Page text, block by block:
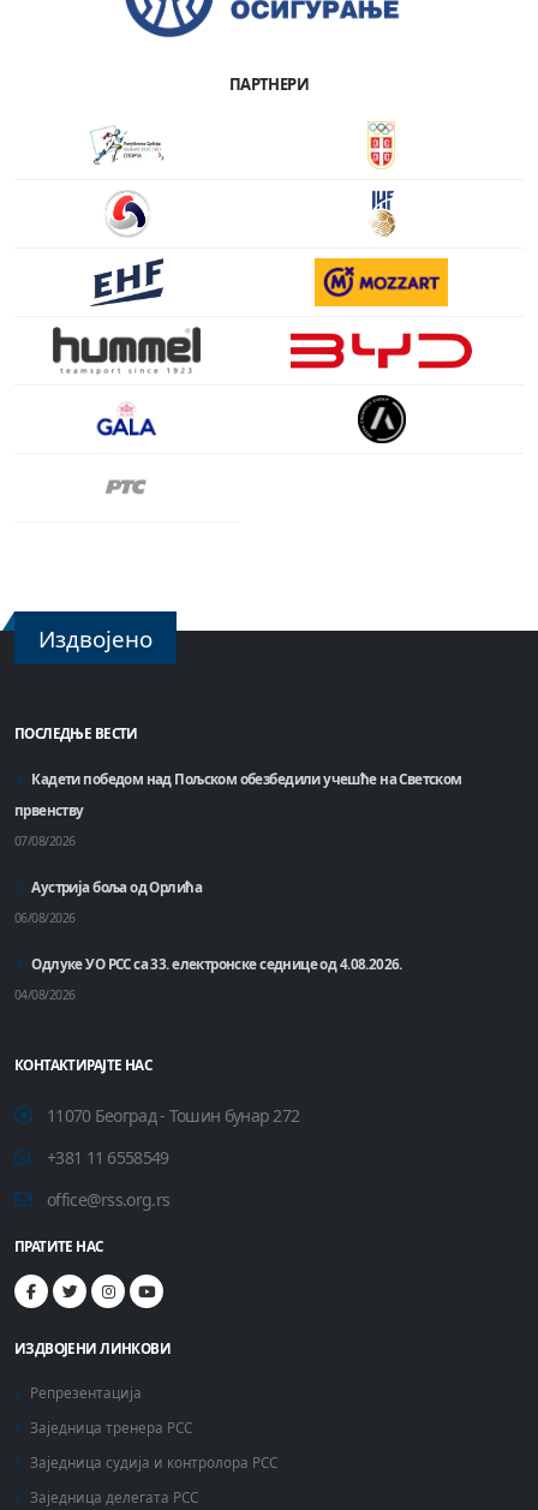
ПАРТНЕРИ
Издвојено
ПОСЛЕДЊЕ ВЕСТИ
Кадети победом над Пољском обезбедили учешће на Светском
првенству
07/08/2026
Аустрија боља од Орлића
06/08/2026
Одлуке УО РСС са 33. електронске седнице од 4.08.2026.
04/08/2026
КОНТАКТИРАЈТЕ НАС
11070 Београд - Тошин бунар 272
+381 11 6558549
office@rss.org.rs
ПРАТИТЕ НАС
ИЗДВОЈЕНИ ЛИНКОВИ
Репрезентација
Заједница тренера РСС
Заједница судија и контролора РСС
Заједница делегата РСС